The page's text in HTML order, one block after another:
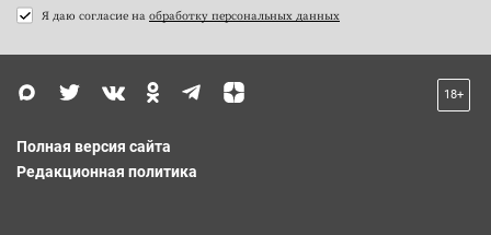
Я даю согласие на обработку персональных данных
18+
Полная версия сайта
Редакционная политика